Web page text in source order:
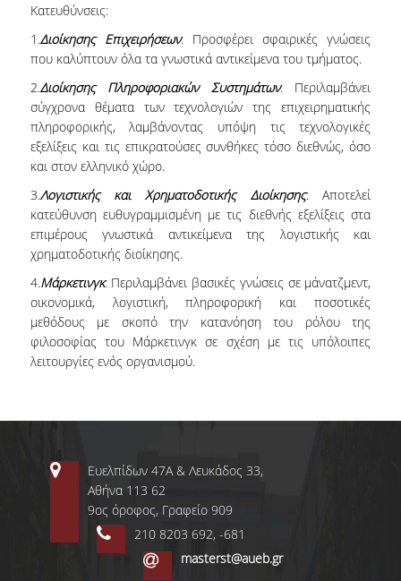
ΣΧΟΛΗ ΔΙΟΙΚΗΣΗΣ
ΕΠΙΧΕΙΡΗΣΕΩΝ
<NONE>
ΕΠΙΣΤΗΜΗΣ &
ΤΕΧΝΟΛΟΓΙΑΣ
ΤΜΗΜΑ ΟΡΓΑΝΩΣΗΣ ΚΑΙ
ΔΙΟΙΚΗΣΗΣ
ΧΡΗΜΑΤΟΟΙΚΟΝΟΜΙΚΗΣ
ΕΠΙΚΟΙΝΩΝΙΑΣ
ΣΧΟΛΗ ΕΠΙΣΤΗΜΩΝ ΚΑΙ
ΤΕΧΝΟΛΟΓΙΑΣ ΤΗΣ
ΠΛΗΡΟΦΟΡΙΑΣ
Κατευθύνσεις:
1.Διοίκησης Επιχειρήσεων: Προσφέρει σφαιρικές γνώσεις
που καλύπτουν όλα τα γνωστικά αντικείμενα του τμήματος.
2.Διοίκησης Πληροφοριακών Συστημάτων: Περιλαμβάνει
σύγχρονα θέματα των τεχνολογιών της επιχειρηματικής
πληροφορικής, λαμβάνοντας υπόψη τις τεχνολογικές
εξελίξεις και τις επικρατούσες συνθήκες τόσο διεθνώς, όσο
και στον ελληνικό χώρο.
3.Λογιστικής και Χρηματοδοτικής Διοίκησης: Αποτελεί
κατεύθυνση ευθυγραμμισμένη με τις διεθνής εξελίξεις στα
επιμέρους γνωστικά αντικείμενα της λογιστικής και
χρηματοδοτικής διοίκησης.
4.Μάρκετινγκ: Περιλαμβάνει βασικές γνώσεις σε μάνατζμεντ,
οικονομικά, λογιστική, πληροφορική και ποσοτικές
μεθόδους με σκοπό την κατανόηση του ρόλου της
φιλοσοφίας του Μάρκετινγκ σε σχέση με τις υπόλοιπες
λειτουργίες ενός οργανισμού.
Ευελπίδων 47Α & Λευκάδος 33,
Αθήνα 113 62
9ος όροφος, Γραφείο 909
210 8203 692, -681
masterst@aueb.gr